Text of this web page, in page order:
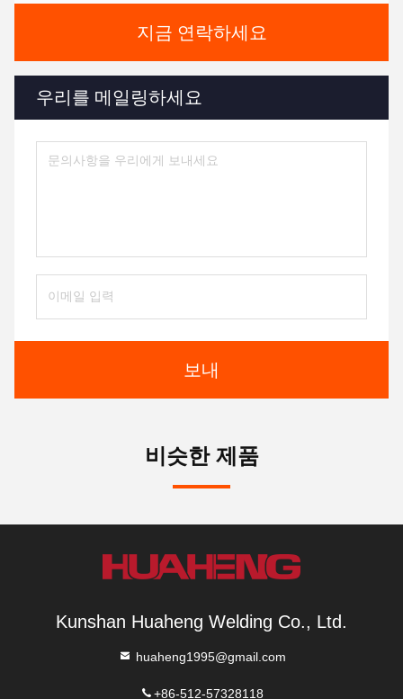
지금 연락하세요
우리를 메일링하세요
보내
비슷한 제품
Kunshan Huaheng Welding Co., Ltd.
huaheng1995@gmail.com
+86-512-57328118